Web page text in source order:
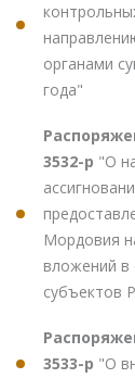
органами
года"
3532-р "О
Мордовия
вложений в
субъектов
3533-р "О